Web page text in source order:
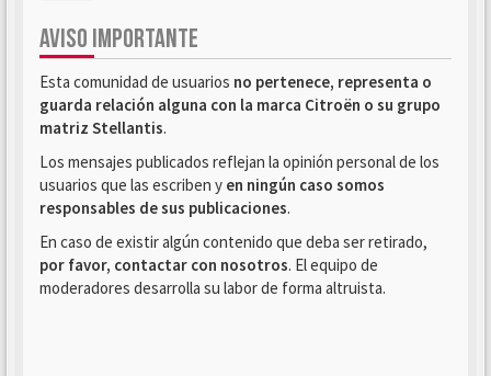
AVISO IMPORTANTE
Esta comunidad de usuarios no pertenece, representa o
guarda relación alguna con la marca Citroën o su grupo
matriz Stellantis.
Los mensajes publicados reflejan la opinión personal de los
usuarios que las escriben y en ningún caso somos
responsables de sus publicaciones.
En caso de existir algún contenido que deba ser retirado,
por favor, contactar con nosotros. El equipo de
moderadores desarrolla su labor de forma altruista.